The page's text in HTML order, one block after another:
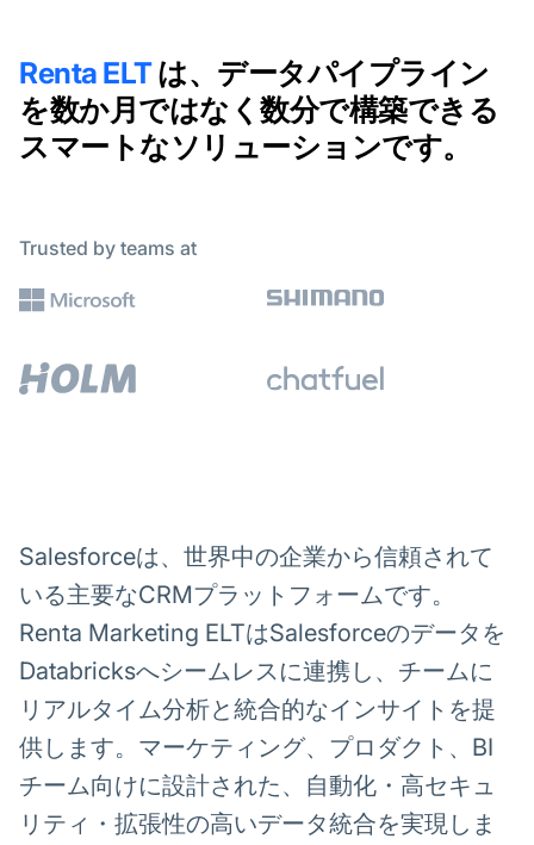
Renta ELTは、データパイプライン
を数か月ではなく数分で構築できる
スマートなソリューションです。
Trusted by teams at
Salesforceは、世界中の企業から信頼されて
いる主要なCRMプラットフォームです。
Renta Marketing ELTはSalesforceのデータを
Databricksへシームレスに連携し、チームに
リアルタイム分析と統合的なインサイトを提
供します。マーケティング、プロダクト、BI
チーム向けに設計された、自動化・高セキュ
リティ・拡張性の高いデータ統合を実現しま